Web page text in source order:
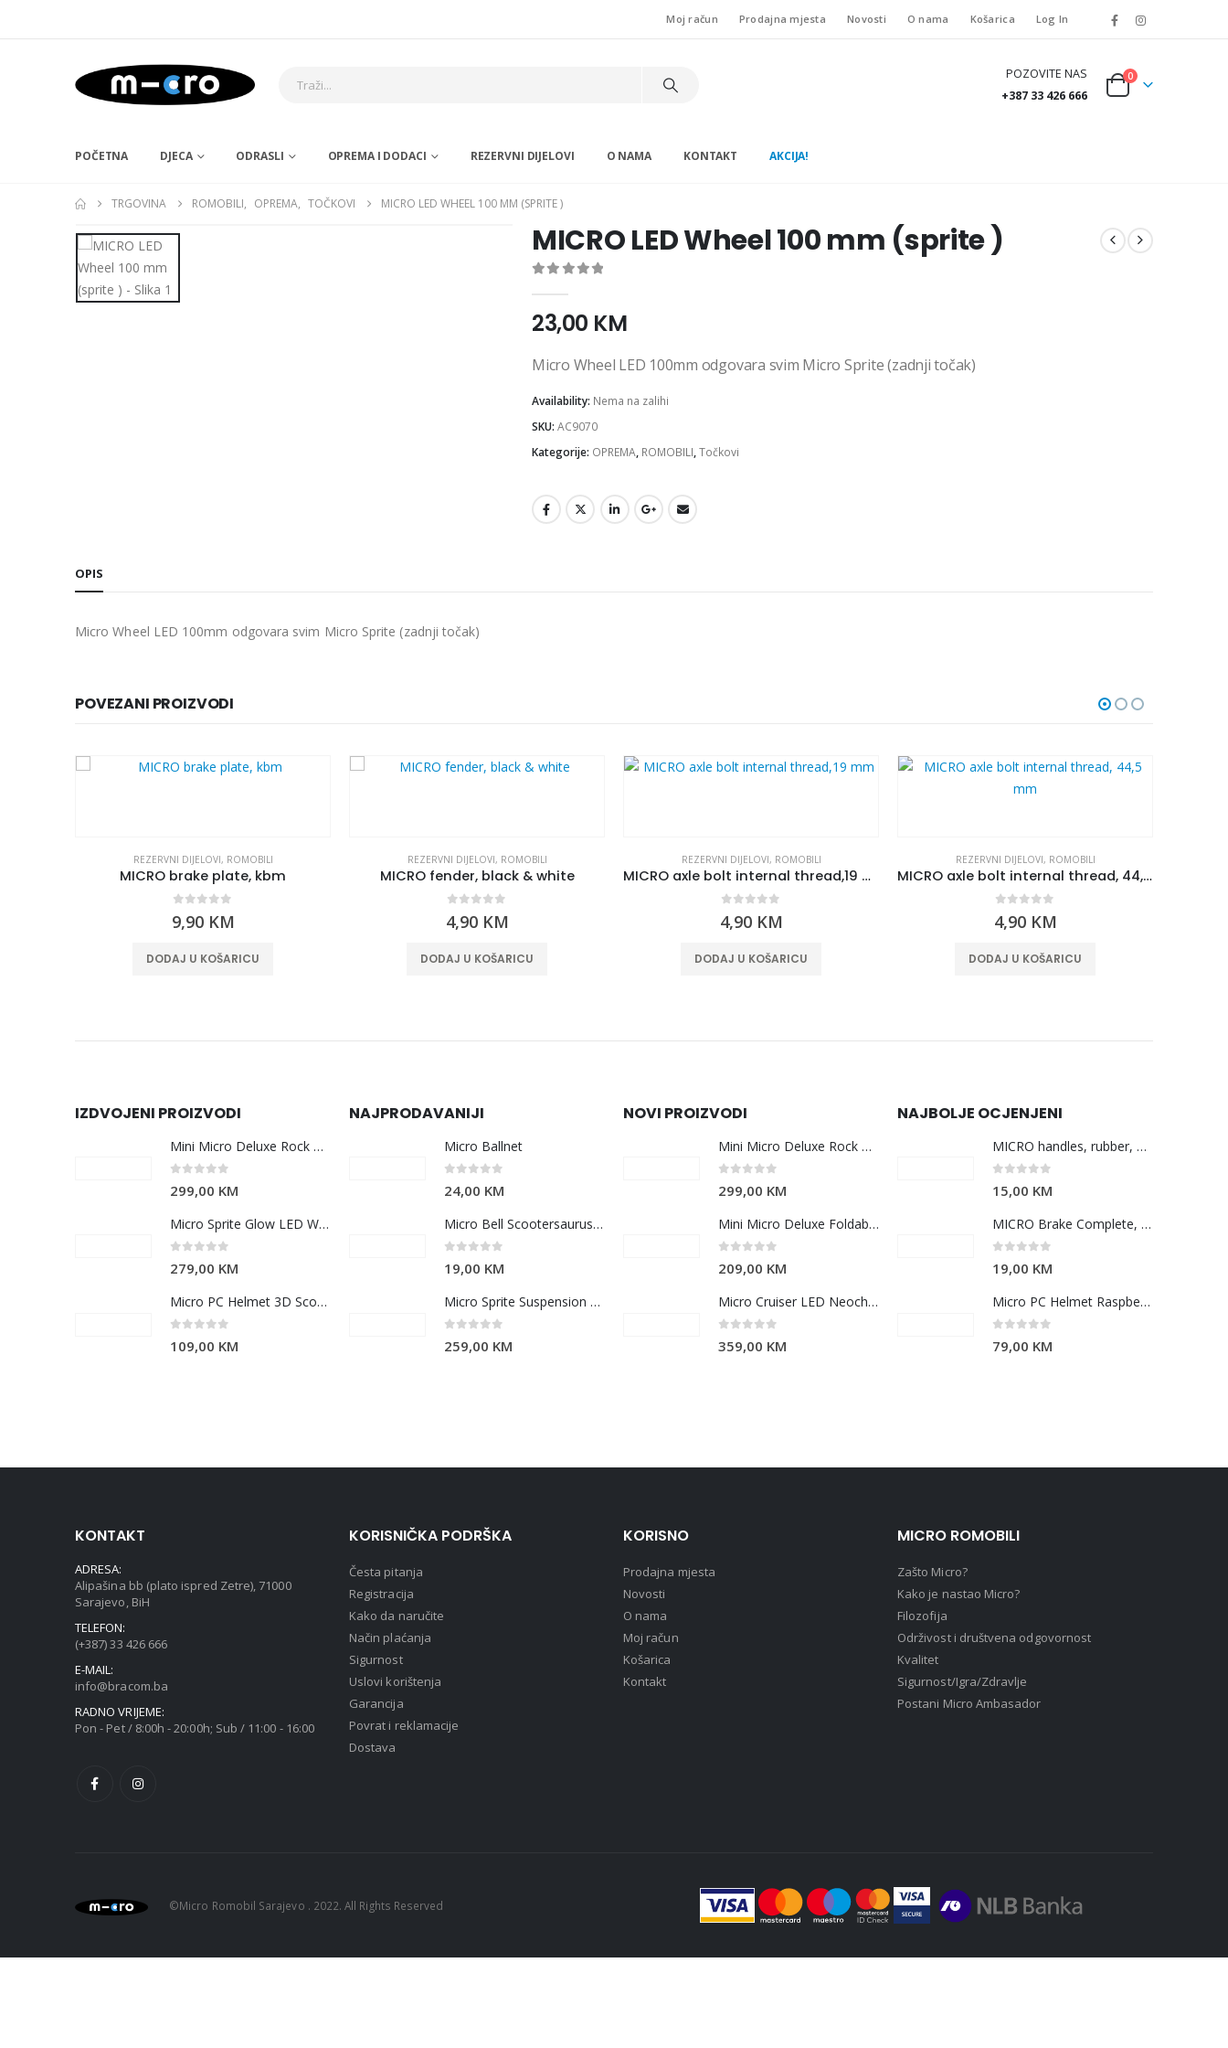
Moj račun Prodajna mjesta Novosti O nama Košarica Log In
POZOVITE NAS
+387 33 426 666
0
POČETNA DJECA ODRASLI OPREMA I DODACI REZERVNI DIJELOVI O NAMA KONTAKT AKCIJA!
TRGOVINA ROMOBILI, OPREMA, TOČKOVI MICRO LED WHEEL 100 MM (SPRITE )
MICRO LED Wheel 100 mm (sprite )
23,00 KM
Micro Wheel LED 100mm odgovara svim Micro Sprite (zadnji točak)
Availability: Nema na zalihi
SKU: AC9070
Kategorije: OPREMA, ROMOBILI,Točkovi
OPIS
Micro Wheel LED 100mm odgovara svim Micro Sprite (zadnji točak)
POVEZANI PROIZVODI
REZERVNI DIJELOVI, ROMOBILI
MICRO brake plate, kbm
9,90 KM
DODAJ U KOŠARICU
REZERVNI DIJELOVI, ROMOBILI
MICRO fender, black & white
4,90 KM
DODAJ U KOŠARICU
REZERVNI DIJELOVI, ROMOBILI
MICRO axle bolt internal thread,19 mm
4,90 KM
DODAJ U KOŠARICU
REZERVNI DIJELOVI, ROMOBILI
MICRO axle bolt internal thread, 44,5 mm
4,90 KM
DODAJ U KOŠARICU
IZDVOJENI PROIZVODI
Mini Micro Deluxe Rock & Go LED Ocean Slate
299,00 KM
Micro Sprite Glow LED White
279,00 KM
Micro PC Helmet 3D Scootersaurus S
109,00 KM
NAJPRODAVANIJI
Micro Ballnet
24,00 KM
Micro Bell Scootersaurus (V2)
19,00 KM
Micro Sprite Suspension Pink
259,00 KM
NOVI PROIZVODI
Mini Micro Deluxe Rock & Go LED Ocean Slate
299,00 KM
Mini Micro Deluxe Foldable LED Red
209,00 KM
Micro Cruiser LED Neochrome
359,00 KM
NAJBOLJE OCJENJENI
MICRO handles, rubber, purple (267C)
15,00 KM
MICRO Brake Complete, Metropolitan
19,00 KM
Micro PC Helmet Raspberry M
79,00 KM
KONTAKT
ADRESA:
Alipašina bb (plato ispred Zetre), 71000
Sarajevo, BiH
TELEFON:
(+387) 33 426 666
E-MAIL:
info@bracom.ba
RADNO VRIJEME:
Pon - Pet / 8:00h - 20:00h; Sub / 11:00 - 16:00
KORISNIČKA PODRŠKA
Česta pitanja
Registracija
Kako da naručite
Način plaćanja
Sigurnost
Uslovi korištenja
Garancija
Povrat i reklamacije
Dostava
KORISNO
Prodajna mjesta
Novosti
O nama
Moj račun
Košarica
Kontakt
MICRO ROMOBILI
Zašto Micro?
Kako je nastao Micro?
Filozofija
Održivost i društvena odgovornost
Kvalitet
Sigurnost/Igra/Zdravlje
Postani Micro Ambasador
©Micro Romobil Sarajevo . 2022. All Rights Reserved